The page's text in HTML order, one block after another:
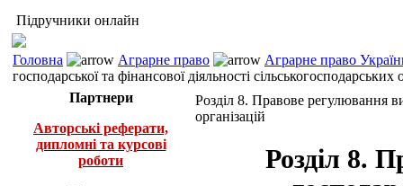
Підручники онлайн
Головна Аграрне право
Аграрне право
господарської та фінансової діяльності сільськогосподарських
Партнери
Авторські реферати,
дипломні та курсові
роботи
Розділ 8. Правове регулювання
організацій
Розділ 8.